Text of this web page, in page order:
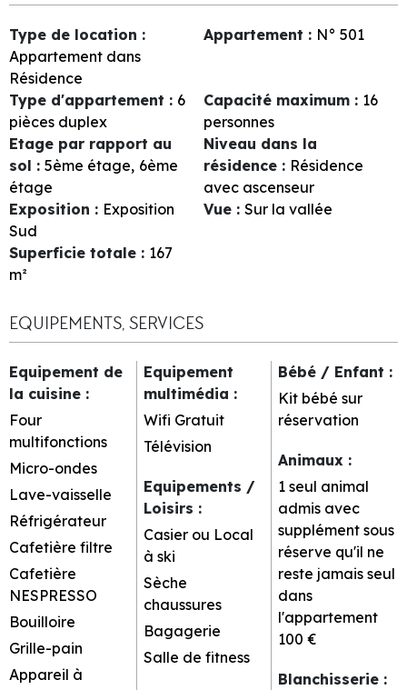
Type de location :
Appartement dans
Résidence
Appartement : N° 501
Type d'appartement : 6
pièces duplex
Capacité maximum : 16
personnes
Etage par rapport au
sol : 5ème étage 6ème
étage
Niveau dans la
résidence : Résidence
avec ascenseur
Exposition : Exposition
Sud
Vue : Sur la vallée
Superficie totale : 167
m²
EQUIPEMENTS, SERVICES
Equipement de
la cuisine :
Four
multifonctions
Micro-ondes
Lave-vaisselle
Réfrigérateur
Cafetière filtre
Cafetière
NESPRESSO
Bouilloire
Grille-pain
Appareil à
Equipement
multimédia :
Wifi Gratuit
Télévision
Equipements /
Loisirs :
Casier ou Local
à ski
Sèche
chaussures
Bagagerie
Salle de fitness
Bébé / Enfant :
Kit bébé sur
réservation
Animaux :
1 seul animal
admis avec
supplément sous
réserve qu'il ne
reste jamais seul
dans
l'appartement
100 €
Blanchisserie :